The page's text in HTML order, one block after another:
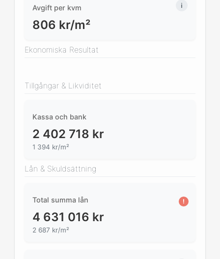
Avgift per kvm
806 kr/m²
Ekonomiska Resultat
Tillgångar & Likviditet
Kassa och bank
2 402 718 kr
1 394 kr/m²
Lån & Skuldsättning
Total summa lån !
4 631 016 kr
2 687 kr/m²